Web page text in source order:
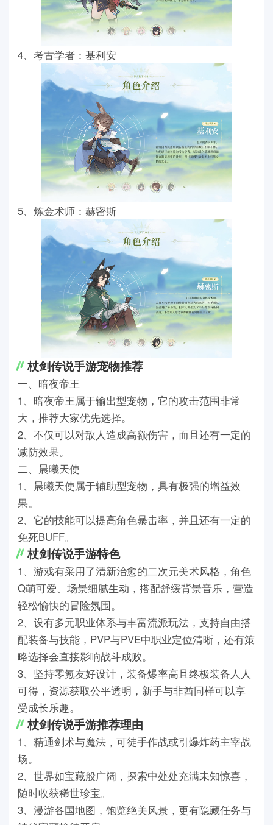
4、考古学者：基利安
5、炼金术师：赫密斯
杖剑传说手游宠物推荐
一、暗夜帝王
1、暗夜帝王属于输出型宠物，它的攻击范围非常
大，推荐大家优先选择。
2、不仅可以对敌人造成高额伤害，而且还有一定的
减防效果。
二、晨曦天使
1、晨曦天使属于辅助型宠物，具有极强的增益效
果。
2、它的技能可以提高角色暴击率，并且还有一定的
免死BUFF。
杖剑传说手游特色
1、游戏有采用了清新治愈的二次元美术风格，角色
Q萌可爱、场景细腻生动，搭配舒缓背景音乐，营造
轻松愉快的冒险氛围。
2、设有多元职业体系与丰富流派玩法，支持自由搭
配装备与技能，PVP与PVE中职业定位清晰，还有策
略选择会直接影响战斗成败。
3、坚持零氪友好设计，装备爆率高且终极装备人人
可得，资源获取公平透明，新手与非酋同样可以享
受成长乐趣。
杖剑传说手游推荐理由
1、精通剑术与魔法，可徒手作战或引爆炸药主宰战
场。
2、世界如宝藏般广阔，探索中处处充满未知惊喜，
随时收获稀世珍宝。
3、漫游各国地图，饱览绝美风景，更有隐藏任务与